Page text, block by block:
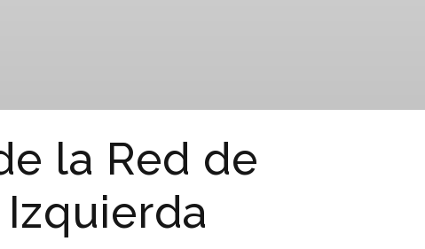
la Red de